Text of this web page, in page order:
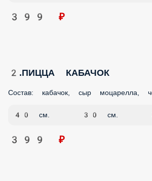
399 ₽
2.ПИЦЦА КАБАЧОК
Состав: кабачок, сыр моцарелла,
40 см. 30 см.
399 ₽